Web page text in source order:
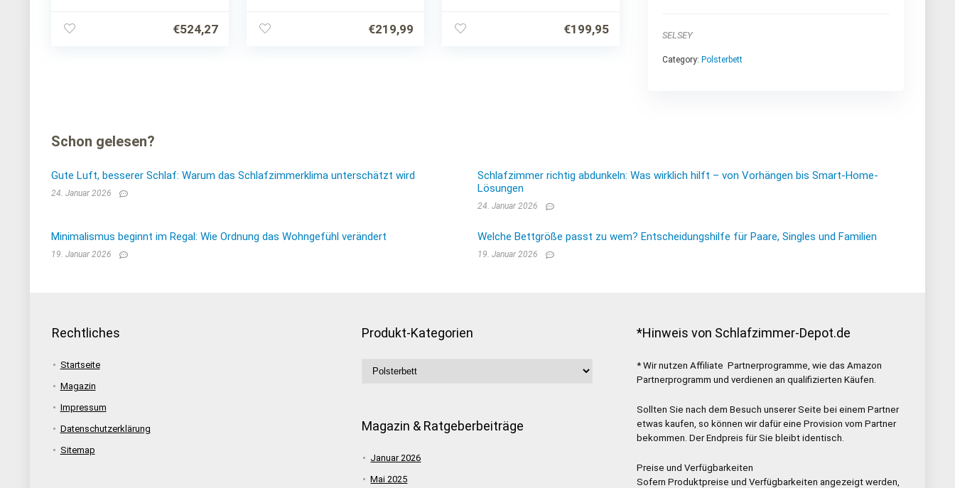
SELSEY
Category: Polsterbett
(180 x 200 cm), Madryt 920
€524,27
Doppelbett Kingsize Bett
€219,99
inklusive Lattenrost
€199,95
Schon gelesen?
Gute Luft, besserer Schlaf: Warum das Schlafzimmerklima unterschätzt wird
24. Januar 2026
Schlafzimmer richtig abdunkeln: Was wirklich hilft – von Vorhängen bis Smart-Home-
Lösungen
24. Januar 2026
Minimalismus beginnt im Regal: Wie Ordnung das Wohngefühl verändert
19. Januar 2026
Welche Bettgröße passt zu wem? Entscheidungshilfe für Paare, Singles und Familien
19. Januar 2026
Rechtliches
Startseite
Magazin
Impressum
Datenschutzerklärung
Sitemap
Produkt-Kategorien
Magazin & Ratgeberbeiträge
Januar 2026
Mai 2025
*Hinweis von Schlafzimmer-Depot.de
* Wir nutzen Affiliate Partnerprogramme, wie das Amazon
Partnerprogramm und verdienen an qualifizierten Käufen.
Sollten Sie nach dem Besuch unserer Seite bei einem Partner
etwas kaufen, so können wir dafür eine Provision vom Partner
bekommen. Der Endpreis für Sie bleibt identisch.
Preise und Verfügbarkeiten
Sofern Produktpreise und Verfügbarkeiten angezeigt werden,